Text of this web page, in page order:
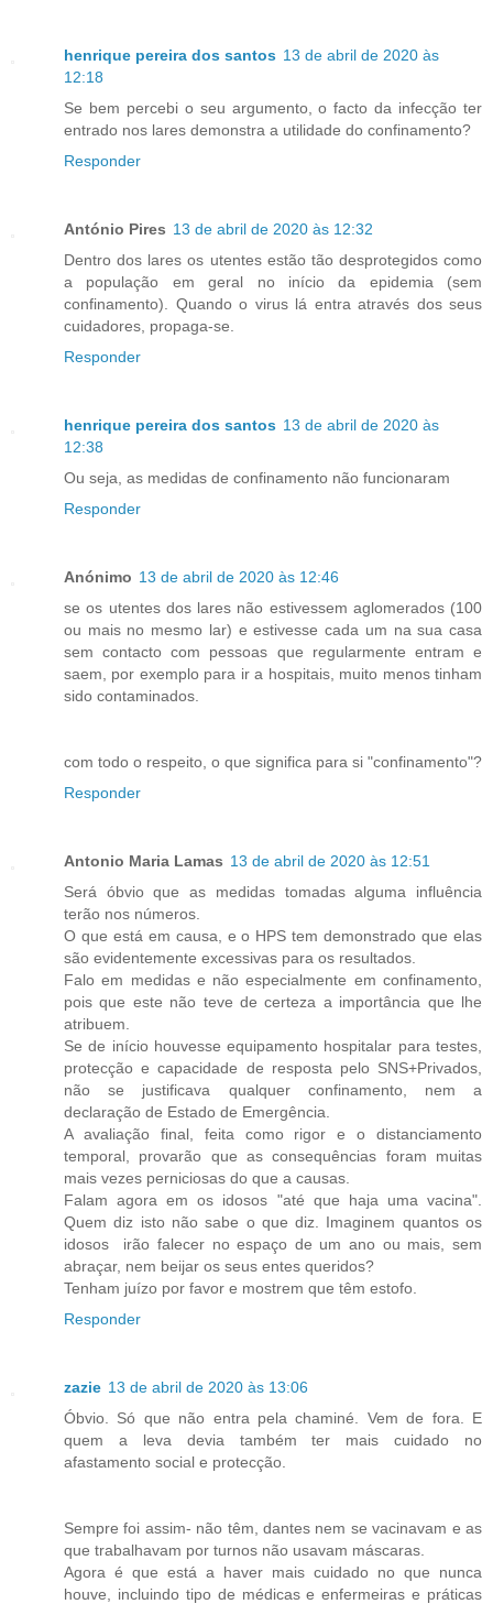
henrique pereira dos santos 13 de abril de 2020 às
12:18
Se bem percebi o seu argumento, o facto da infecção ter
entrado nos lares demonstra a utilidade do confinamento?
Responder
António Pires 13 de abril de 2020 às 12:32
Dentro dos lares os utentes estão tão desprotegidos como
a população em geral no início da epidemia (sem
confinamento). Quando o virus lá entra através dos seus
cuidadores, propaga-se.
Responder
henrique pereira dos santos 13 de abril de 2020 às
12:38
Ou seja, as medidas de confinamento não funcionaram
Responder
Anónimo 13 de abril de 2020 às 12:46
se os utentes dos lares não estivessem aglomerados (100
ou mais no mesmo lar) e estivesse cada um na sua casa
sem contacto com pessoas que regularmente entram e
saem, por exemplo para ir a hospitais, muito menos tinham
sido contaminados.
com todo o respeito, o que significa para si "confinamento"?
Responder
Antonio Maria Lamas 13 de abril de 2020 às 12:51
Será óbvio que as medidas tomadas alguma influência
terão nos números.
O que está em causa, e o HPS tem demonstrado que elas
são evidentemente excessivas para os resultados.
Falo em medidas e não especialmente em confinamento,
pois que este não teve de certeza a importância que lhe
atribuem.
Se de início houvesse equipamento hospitalar para testes,
protecção e capacidade de resposta pelo SNS+Privados,
não se justificava qualquer confinamento, nem a
declaração de Estado de Emergência.
A avaliação final, feita como rigor e o distanciamento
temporal, provarão que as consequências foram muitas
mais vezes perniciosas do que a causas.
Falam agora em os idosos "até que haja uma vacina".
Quem diz isto não sabe o que diz. Imaginem quantos os
idosos irão falecer no espaço de um ano ou mais, sem
abraçar, nem beijar os seus entes queridos?
Tenham juízo por favor e mostrem que têm estofo.
Responder
zazie 13 de abril de 2020 às 13:06
Óbvio. Só que não entra pela chaminé. Vem de fora. E
quem a leva devia também ter mais cuidado no
afastamento social e protecção.
Sempre foi assim- não têm, dantes nem se vacinavam e as
que trabalhavam por turnos não usavam máscaras.
Agora é que está a haver mais cuidado no que nunca
houve, incluindo tipo de médicas e enfermeiras e práticas